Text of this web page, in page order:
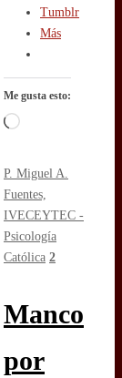
Tumblr
Más
Me gusta esto:
Cargando...
P. Miguel A.
Fuentes,
IVECEYTEC -
Psicología
Católica 2
Manco
por